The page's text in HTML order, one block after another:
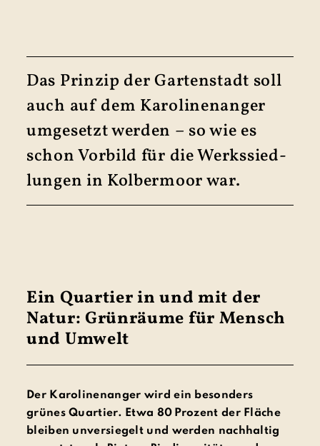
Das Prinzip der Garten­stadt soll
auch auf dem Karo­linen­anger
umgesetzt werden – so wie es
schon Vorbild für die Werks­sied­
lungen in Kolber­moor war.
Ein Quartier in und mit der
Natur: Grünräume für Mensch
und Umwelt
Der Karolinenanger wird ein besonders
grünes Quartier. Etwa 80 Prozent der Fläche
bleiben unversiegelt und werden nachhaltig